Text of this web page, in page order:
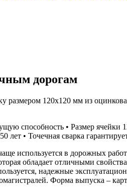
дорогам
120х120 мм из
способность • Размер ячейки
• Точечная сварка
используется в дорожных
обладает отличными
надежные
Форма выпуска –